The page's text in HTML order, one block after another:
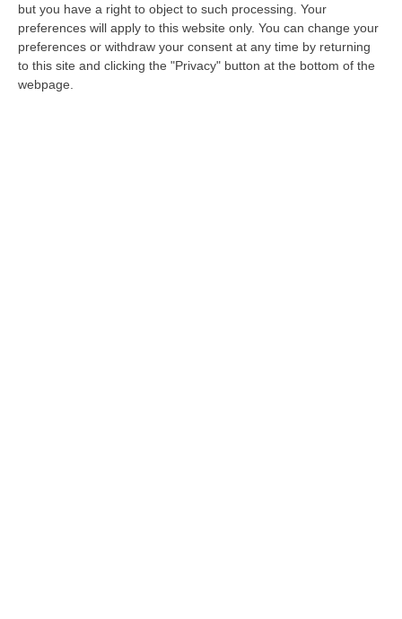
but you have a right to object to such processing. Your
preferences will apply to this website only. You can change your
preferences or withdraw your consent at any time by returning
to this site and clicking the "Privacy" button at the bottom of the
webpage.
della Polizia di Cosenza incaricati delle
indagini all’epoca dei fatti. E’ toccato all’ex
commissario della squadra mobile di
Cosenza, Gianfranco Gentile, tornare indietro